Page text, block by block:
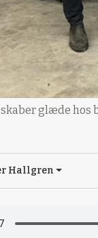
glæde hos
Hallgren